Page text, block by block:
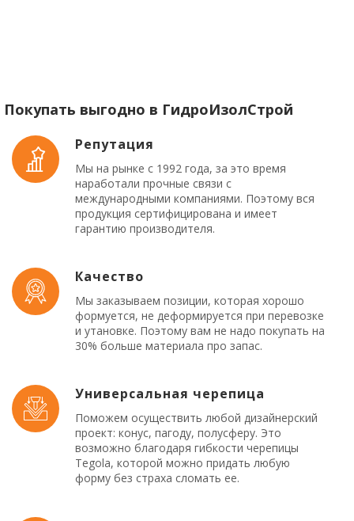
Покупать выгодно в ГидроИзолСтрой
Репутация
Мы на рынке с 1992 года, за это время
наработали прочные связи с
международными компаниями. Поэтому вся
продукция сертифицирована и имеет
гарантию производителя.
Качество
Мы заказываем позиции, которая хорошо
формуется, не деформируется при перевозке
и утановке. Поэтому вам не надо покупать на
30% больше материала про запас.
Универсальная черепица
Поможем осуществить любой дизайнерский
проект: конус, пагоду, полусферу. Это
возможно благодаря гибкости черепицы
Tegola, которой можно придать любую
форму без страха сломать ее.